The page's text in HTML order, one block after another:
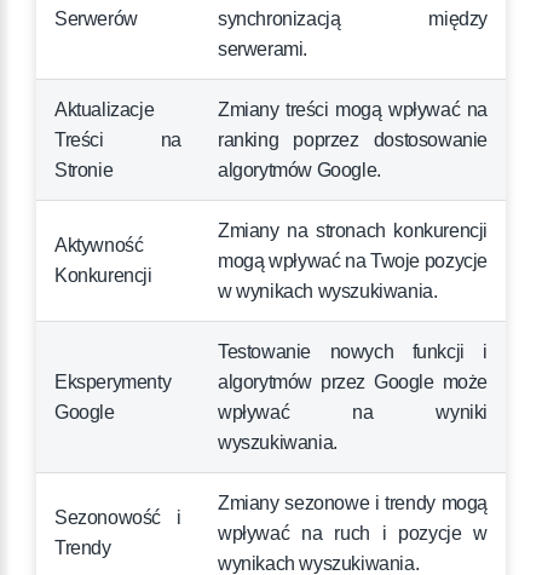
Serwerów
synchronizacją między
serwerami.
Aktualizacje
Treści na
Stronie
Zmiany treści mogą wpływać na
ranking poprzez dostosowanie
algorytmów Google.
Aktywność
Konkurencji
Zmiany na stronach konkurencji
mogą wpływać na Twoje pozycje
w wynikach wyszukiwania.
Eksperymenty
Google
Testowanie nowych funkcji i
algorytmów przez Google może
wpływać na wyniki
wyszukiwania.
Sezonowość i
Trendy
Zmiany sezonowe i trendy mogą
wpływać na ruch i pozycje w
wynikach wyszukiwania.